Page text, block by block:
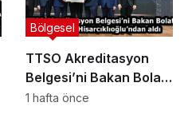
TTSO Akreditasyon
Belgesi’ni Bakan Bolat
ve Başkan
Bölgesel
1 hafta önce